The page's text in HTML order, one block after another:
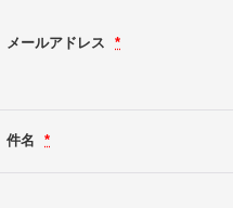
メールアドレス *
件名 *